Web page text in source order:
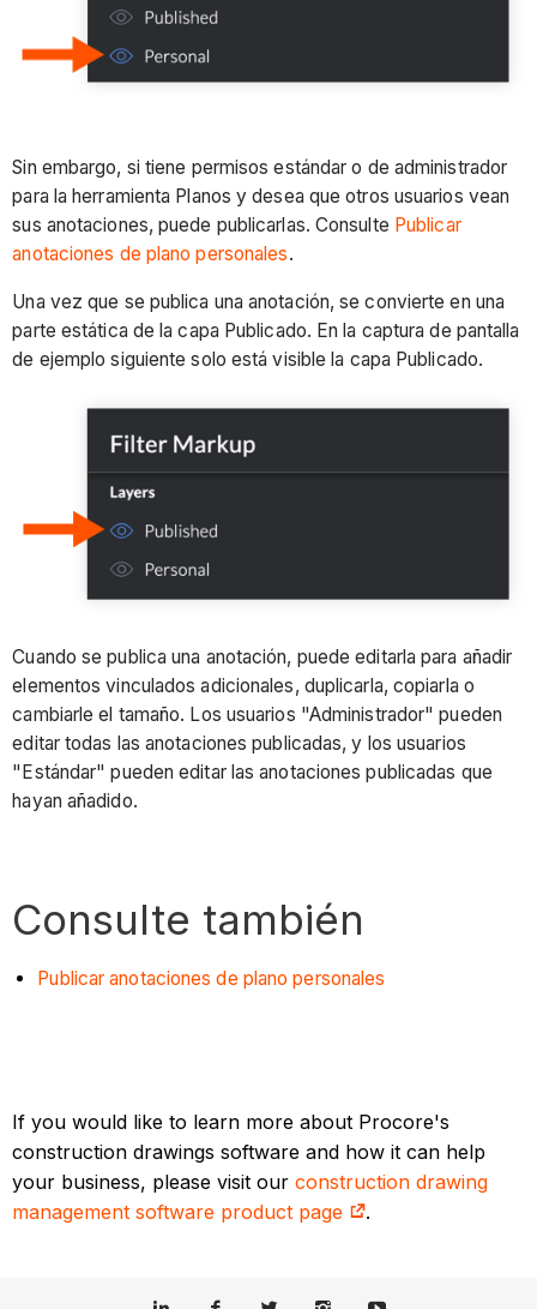
Sin embargo, si tiene permisos estándar o de administrador
para la herramienta Planos y desea que otros usuarios vean
sus anotaciones, puede publicarlas. Consulte Publicar
anotaciones de plano personales.
Una vez que se publica una anotación, se convierte en una
parte estática de la capa Publicado. En la captura de pantalla
de ejemplo siguiente solo está visible la capa Publicado.
Cuando se publica una anotación, puede editarla para añadir
elementos vinculados adicionales, duplicarla, copiarla o
cambiarle el tamaño. Los usuarios "Administrador" pueden
editar todas las anotaciones publicadas, y los usuarios
"Estándar" pueden editar las anotaciones publicadas que
hayan añadido.
Consulte también
Publicar anotaciones de plano personales
If you would like to learn more about Procore's
construction drawings software and how it can help
your business, please visit ourconstruction drawing
management software product page
.